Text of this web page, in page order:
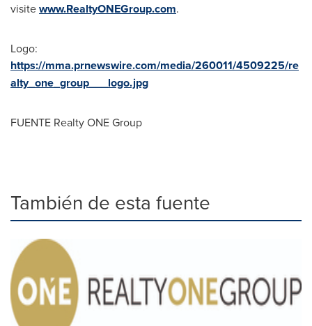
visitewww.RealtyONEGroup.com.
Logo:
https://mma.prnewswire.com/media/260011/4509225/re
alty_one_group___logo.jpg
FUENTE Realty ONE Group
También de esta fuente